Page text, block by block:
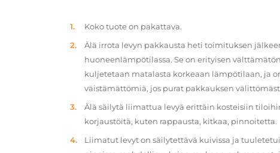
Koko tuote on pakattava.
Älä irrota levyn pakkausta heti toimituksen
huoneenlämpötilassa. Se on erityisen
kuljetetaan matalasta korkeaan lämpötilaan, ja
väistämättömiä, jos purat pakkauksen
Älä säilytä liimattua levyä erittäin kosteisiin
korjaustöitä, kuten rappausta, kitkaa, pinnoitetta.
Liimatut levyt on säilytettävä kuivissa ja